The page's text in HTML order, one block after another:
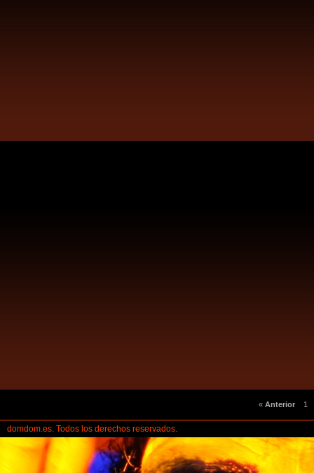
« Anterior 1
domdom.es. Todos los derechos reservados.